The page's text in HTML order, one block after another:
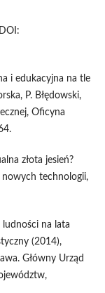
i edukacyjna na tle
P. Błędowski,
Oficyna
złota jesień?
nowych technologii,
ludności na lata
(2014),
Główny Urząd